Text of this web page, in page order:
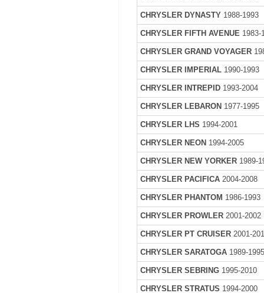
CHRYSLER DYNASTY 1988-1993
CHRYSLER FIFTH AVENUE 1983-
CHRYSLER GRAND VOYAGER
CHRYSLER IMPERIAL 1990-1993
CHRYSLER INTREPID 1993-2004
CHRYSLER LEBARON 1977-1995
CHRYSLER LHS 1994-2001
CHRYSLER NEON 1994-2005
CHRYSLER NEW YORKER 1989-
CHRYSLER PACIFICA 2004-2008
CHRYSLER PHANTOM 1986-1993
CHRYSLER PROWLER2001-2002
CHRYSLER PT CRUISER 2001-
CHRYSLER SARATOGA 1989-
CHRYSLER SEBRING 1995-2010
CHRYSLER STRATUS 1994-2000